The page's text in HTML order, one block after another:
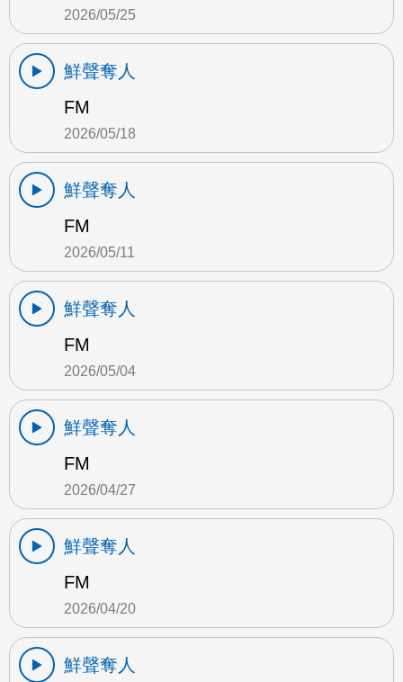
2026/05/25
鮮聲奪人
FM
2026/05/18
鮮聲奪人
FM
2026/05/11
鮮聲奪人
FM
2026/05/04
鮮聲奪人
FM
2026/04/27
鮮聲奪人
FM
2026/04/20
鮮聲奪人